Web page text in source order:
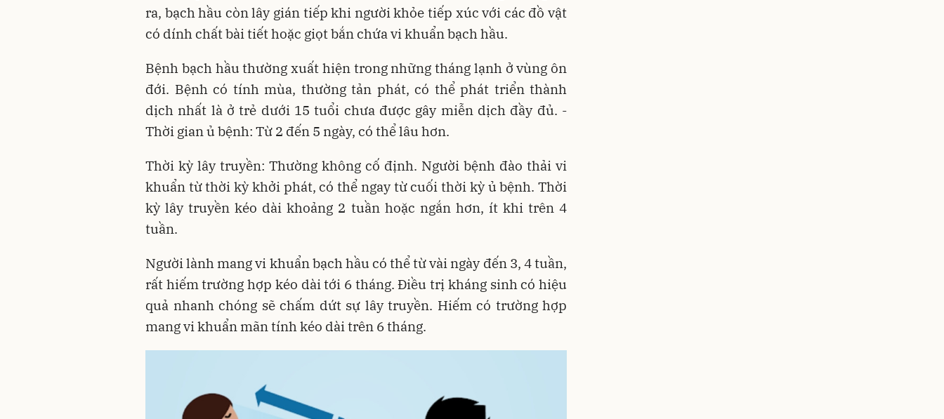
ra, bạch hầu còn lây gián tiếp khi người khỏe tiếp xúc với các đồ vật
có dính chất bài tiết hoặc giọt bắn chứa vi khuẩn bạch hầu.
Bệnh bạch hầu thường xuất hiện trong những tháng lạnh ở vùng ôn
đới. Bệnh có tính mùa, thường tản phát, có thể phát triển thành
dịch nhất là ở trẻ dưới 15 tuổi chưa được gây miễn dịch đầy đủ. -
Thời gian ủ bệnh: Từ 2 đến 5 ngày, có thể lâu hơn.
Thời kỳ lây truyền: Thường không cố định. Người bệnh đào thải vi
khuẩn từ thời kỳ khởi phát, có thể ngay từ cuối thời kỳ ủ bệnh. Thời
kỳ lây truyền kéo dài khoảng 2 tuần hoặc ngắn hơn, ít khi trên 4
tuần.
Người lành mang vi khuẩn bạch hầu có thể từ vài ngày đến 3, 4 tuần,
rất hiếm trường hợp kéo dài tới 6 tháng. Điều trị kháng sinh có hiệu
quả nhanh chóng sẽ chấm dứt sự lây truyền. Hiếm có trường hợp
mang vi khuẩn mãn tính kéo dài trên 6 tháng.